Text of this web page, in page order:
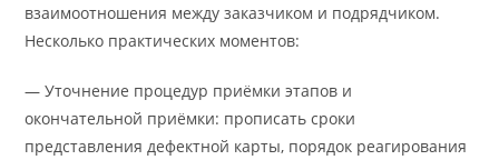
взаимоотношения между заказчиком и подрядчиком.
Несколько практических моментов:
— Уточнение процедур приёмки этапов и
окончательной приёмки: прописать сроки
представления дефектной карты, порядок реагирования